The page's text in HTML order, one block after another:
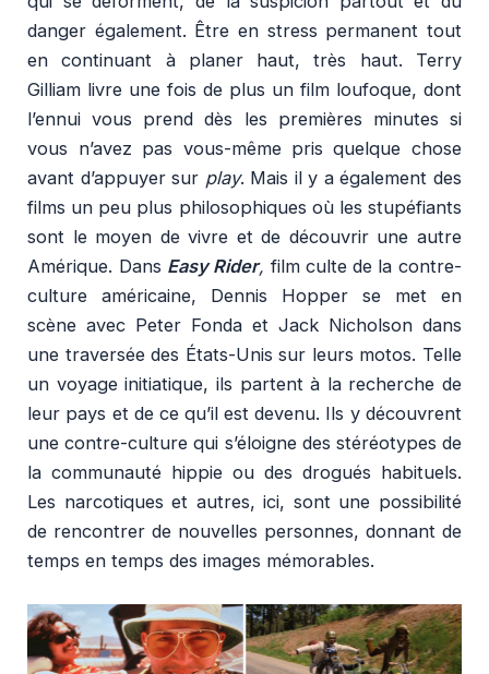
danger également. Être en stress permanent tout
en continuant à planer haut, très haut. Terry
Gilliam livre une fois de plus un film loufoque, dont
l’ennui vous prend dès les premières minutes si
vous n’avez pas vous-même pris quelque chose
avant d’appuyer sur play. Mais il y a également des
films un peu plus philosophiques où les stupéfiants
sont le moyen de vivre et de découvrir une autre
Amérique. Dans Easy Rider, film culte de la contre-
culture américaine, Dennis Hopper se met en
scène avec Peter Fonda et Jack Nicholson dans
une traversée des États-Unis sur leurs motos. Telle
un voyage initiatique, ils partent à la recherche de
leur pays et de ce qu’il est devenu. Ils y découvrent
une contre-culture qui s’éloigne des stéréotypes de
la communauté hippie ou des drogués habituels.
Les narcotiques et autres, ici, sont une possibilité
de rencontrer de nouvelles personnes, donnant de
temps en temps des images mémorables.